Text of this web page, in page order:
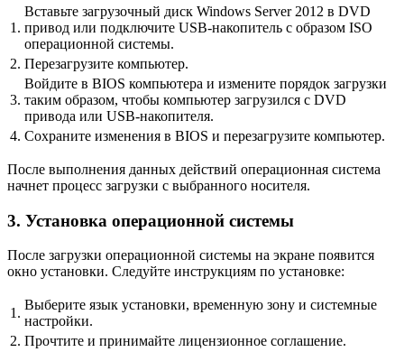
1.
Вставьте загрузочный диск Windows Server 2012 в DVD
привод или подключите USB-накопитель с образом ISO
операционной системы.
2. Перезагрузите компьютер.
3.
Войдите в BIOS компьютера и измените порядок загрузки
таким образом, чтобы компьютер загрузился с DVD
привода или USB-накопителя.
4. Сохраните изменения в BIOS и перезагрузите компьютер.
После выполнения данных действий операционная система
начнет процесс загрузки с выбранного носителя.
3. Установка операционной системы
После загрузки операционной системы на экране появится
окно установки. Следуйте инструкциям по установке:
1.
Выберите язык установки, временную зону и системные
настройки.
2. Прочтите и принимайте лицензионное соглашение.